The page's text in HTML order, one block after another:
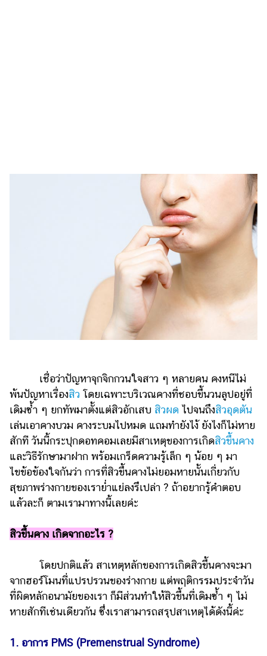
ช้อป
ปิ้ง
รถยนต์
บ้าน
และ
การ
ตกแต่ง
ถือ
ราคา
น้ำมัน
วา
ไร
เชื่อว่าปัญหาจุกจิกกวนใจสาว ๆ หลายคน คงหนีไม่
พ้นปัญหาเรื่องสิว โดยเฉพาะบริเวณคางที่ชอบขึ้นวนลูปอยู่ที่
เดิมซ้ำ ๆ ยกทัพมาตั้งแต่สิวอักเสบ สิวผด ไปจนถึงสิวอุดตัน
เล่นเอาคางบวม คางระบมไปหมด แถมทำยังไง้ ยังไงก็ไม่หาย
สักที วันนี้กระปุกดอทคอมเลยมีสาเหตุของการเกิดสิวขึ้นคาง
และวิธีรักษามาฝาก พร้อมเกร็ดความรู้เล็ก ๆ น้อย ๆ มา
ไขข้อข้องใจกันว่า การที่สิวขึ้นคางไม่ยอมหายนั้นเกี่ยวกับ
สุขภาพร่างกายของเราย่ำแย่ลงรึเปล่า ? ถ้าอยากรู้คำตอบ
แล้วละก็ ตามเรามาทางนี้เลยค่ะ
สิวขึ้นคาง เกิดจากอะไร ?
โดยปกติแล้ว สาเหตุหลักของการเกิดสิวขึ้นคางจะมา
จากฮอร์โมนที่แปรปรวนของร่างกาย แต่พฤติกรรมประจำวัน
ที่ผิดหลักอนามัยของเรา ก็มีส่วนทำให้สิวขึ้นที่เดิมซ้ำ ๆ ไม่
หายสักทีเช่นเดียวกัน ซึ่งเราสามารถสรุปสาเหตุได้ดังนี้ค่ะ
1. อาการ PMS (Premenstrual Syndrome)